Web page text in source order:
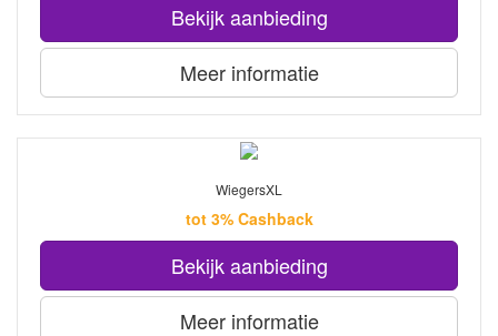
Bekijk aanbieding
Meer informatie
WiegersXL
tot 3% Cashback
Bekijk aanbieding
Meer informatie